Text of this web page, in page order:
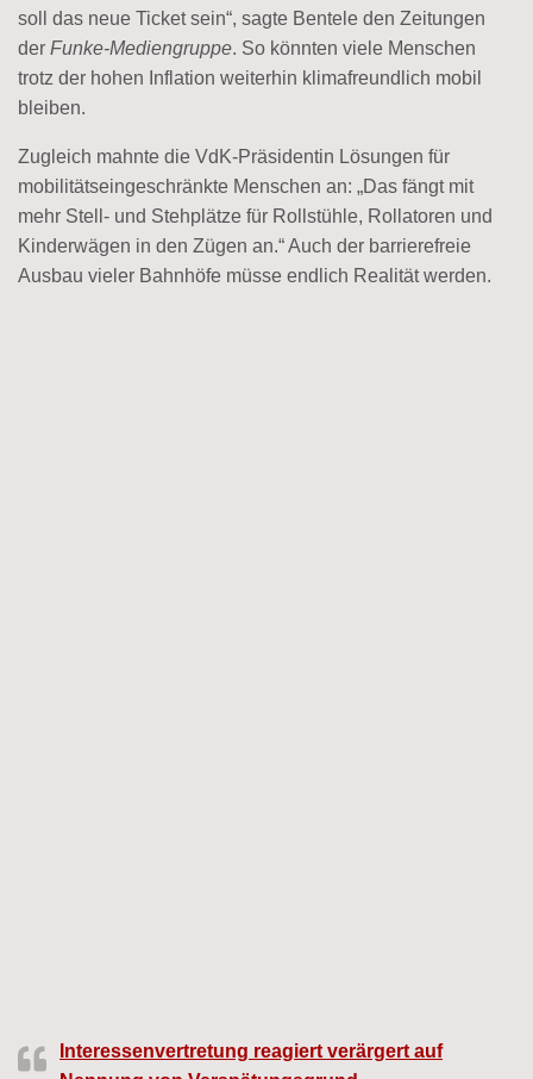
soll das neue Ticket sein“, sagte Bentele den Zeitungen
der Funke-Mediengruppe. So könnten viele Menschen
trotz der hohen Inflation weiterhin klimafreundlich mobil
bleiben.
Zugleich mahnte die VdK-Präsidentin Lösungen für
mobilitätseingeschränkte Menschen an: „Das fängt mit
mehr Stell- und Stehplätze für Rollstühle, Rollatoren und
Kinderwägen in den Zügen an.“ Auch der barrierefreie
Ausbau vieler Bahnhöfe müsse endlich Realität werden.
Interessenvertretung reagiert verärgert auf